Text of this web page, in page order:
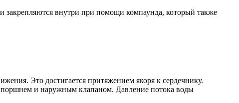
закрепляются внутри при помощи компаунда, который также
Это достигается притяжением якоря к сердечнику.
и наружным клапаном. Давление потока воды